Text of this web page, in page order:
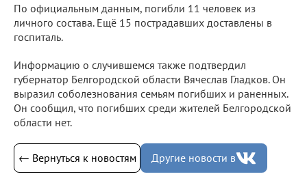
По официальным данным, погибли 11 человек из
личного состава. Ещё 15 пострадавших доставлены в
госпиталь.
Информацию о случившемся также подтвердил
губернатор Белгородской области Вячеслав Гладков. Он
выразил соболезнования семьям погибших и раненных.
Он сообщил, что погибших среди жителей Белгородской
области нет.
← Вернуться к новостям Другие новости в